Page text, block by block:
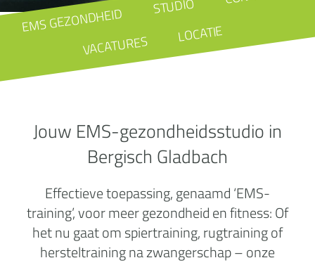
EMS GEZONDHEID STUDIO
VACATURES LOCATIE
Jouw EMS-gezondheidsstudio in
Bergisch Gladbach
Effectieve toepassing, genaamd ‘EMS-
training’, voor meer gezondheid en fitness: Of
het nu gaat om spiertraining, rugtraining of
hersteltraining na zwangerschap – onze